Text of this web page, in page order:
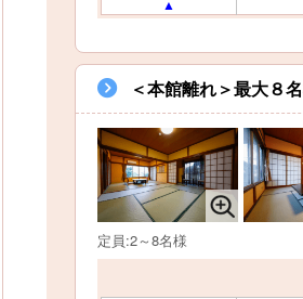
＜本館離れ＞最大８
定員:2～8名様